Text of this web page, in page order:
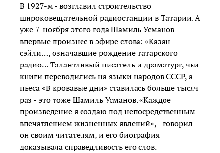
В 1927-м - возглавил строительство
широковещательной радиостанции в Татарии. А
уже 7-ноября этого года Шамиль Усманов
впервые произнес в эфире слова: «Казан
сэйли…, означавшие рождение татарского
радио… Талантливый писатель и драматург, чьи
книги переводились на языки народов СССР, а
пьеса «В кровавые дни» ставилась больше тысяч
раз - это тоже Шамиль Усманов. «Каждое
произведение я создаю под непосредственным
впечатлением жизненных явлений», - говорил
он своим читателям, и его биография
доказывала справедливость его слов.